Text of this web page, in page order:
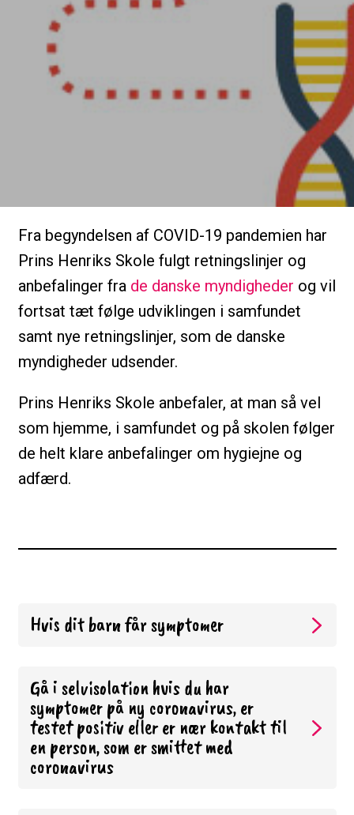
Fra begyndelsen af COVID-19 pandemien har
Prins Henriks Skole fulgt retningslinjer og
anbefalinger fra de danske myndigheder og vil
fortsat tæt følge udviklingen i samfundet
samt nye retningslinjer, som de danske
myndigheder udsender.
Prins Henriks Skole anbefaler, at man så vel
som hjemme, i samfundet og på skolen følger
de helt klare anbefalinger om hygiejne og
adfærd.
Hvis dit barn får symptomer
Gå i selvisolation hvis du har
symptomer på ny coronavirus, er
testet positiv eller er nær kontakt til
en person, som er smittet med
coronavirus